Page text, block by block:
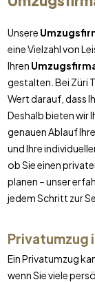
Unsere
eine Vielzahl von
Ihren
gestalten. Bei Züri
Wert darauf, dass
Deshalb bieten wir
genauen Ablauf
und Ihre
ob Sie einen
planen – unser
jedem Schritt zur
Privatumzug
Ein Privatumzug
wenn Sie viele